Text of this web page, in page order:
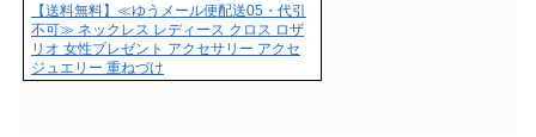
【送料無料】≪ゆうメール便配送05・代引
不可≫ ネックレス レディース クロス ロザ
リオ 女性プレゼント アクセサリー アクセ
ジュエリー 重ねづけ